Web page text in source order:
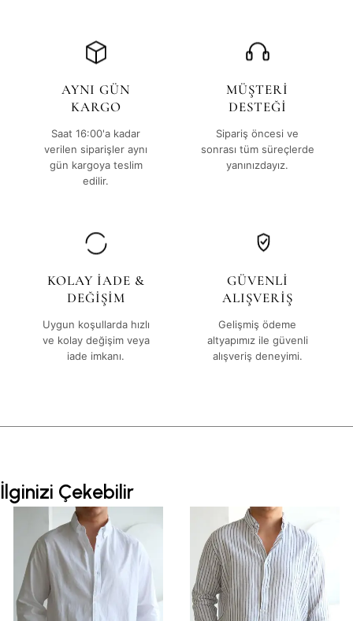
AYNI GÜN
KARGO
Saat 16:00'a kadar
verilen siparişler aynı
gün kargoya teslim
edilir.
MÜŞTERİ
DESTEĞİ
Sipariş öncesi ve
sonrası tüm süreçlerde
yanınızdayız.
KOLAY İADE &
DEĞİŞİM
Uygun koşullarda hızlı
ve kolay değişim veya
iade imkanı.
GÜVENLİ
ALIŞVERİŞ
Gelişmiş ödeme
altyapımız ile güvenli
alışveriş deneyimi.
İlginizi Çekebilir